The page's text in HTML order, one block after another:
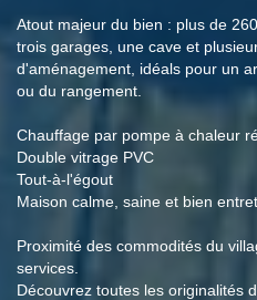
Atout majeur du bien : plus de
trois garages, une cave et
d'aménagement, idéals pour un
ou du rangement.
Chauffage par pompe à chaleur
Double vitrage PVC
Tout-à-l'égout
Maison calme, saine et bien
Proximité des commodités du
services.
Découvrez toutes les originalités